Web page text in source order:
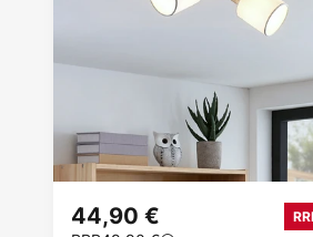
44,90 €